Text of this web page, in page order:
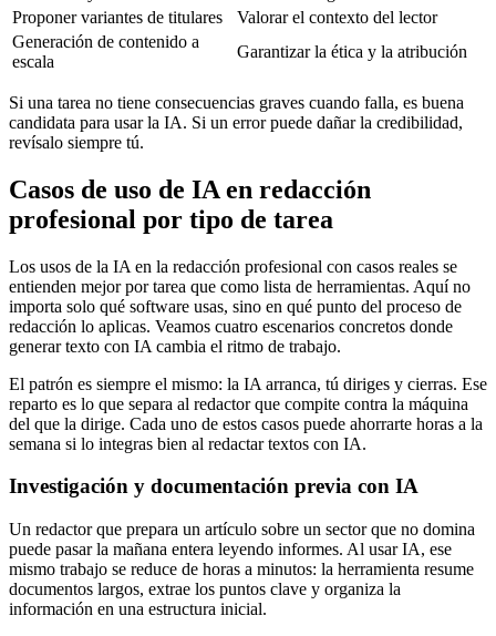
Proponer variantes de titulares
Valorar el contexto del lector
Generación de contenido a
escala
Garantizar la ética y la atribución
Si una tarea no tiene consecuencias graves cuando falla, es buena
candidata para usar la IA. Si un error puede dañar la credibilidad,
revísalo siempre tú.
Casos de uso de IA en redacción
profesional por tipo de tarea
Los usos de la IA en la redacción profesional con casos reales se
entienden mejor por tarea que como lista de herramientas. Aquí no
importa solo qué software usas, sino en qué punto del proceso de
redacción lo aplicas. Veamos cuatro escenarios concretos donde
generar texto con IA cambia el ritmo de trabajo.
El patrón es siempre el mismo: la IA arranca, tú diriges y cierras. Ese
reparto es lo que separa al redactor que compite contra la máquina
del que la dirige. Cada uno de estos casos puede ahorrarte horas a la
semana si lo integras bien al redactar textos con IA.
Investigación y documentación previa con IA
Un redactor que prepara un artículo sobre un sector que no domina
puede pasar la mañana entera leyendo informes. Al usar IA, ese
mismo trabajo se reduce de horas a minutos: la herramienta resume
documentos largos, extrae los puntos clave y organiza la
información en una estructura inicial.